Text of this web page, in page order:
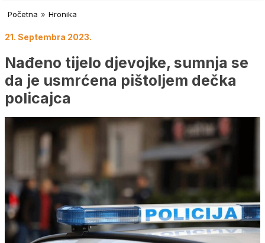
Početna » Hronika
21. Septembra 2023.
Nađeno tijelo djevojke, sumnja se
da je usmrćena pištoljem dečka
policajca